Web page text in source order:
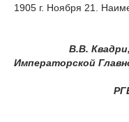
1905 г. Ноября 21.
В.В.
Императорской